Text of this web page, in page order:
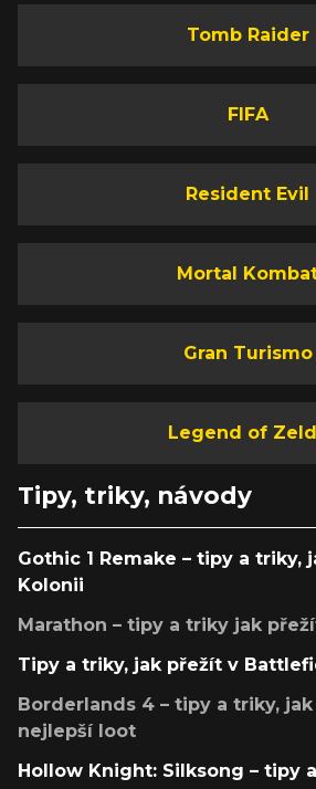
Tomb Raider
FIFA
Resident Evil
Mortal
Gran Turismo
Legend of
Tipy, triky, návody
Gothic 1 Remake – tipy a triky,
Kolonii
Marathon – tipy a triky jak
Tipy a triky, jak přežít v
Borderlands 4 – tipy a triky,
nejlepší loot
Hollow Knight: Silksong – tipy